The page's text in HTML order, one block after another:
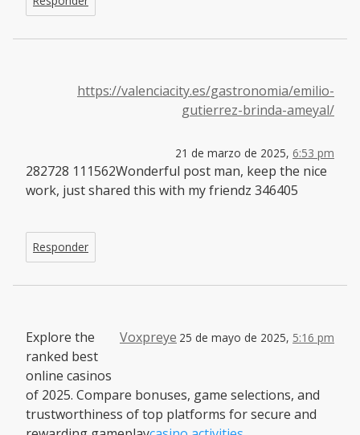
https://valenciacity.es/gastronomia/emilio-
gutierrez-brinda-ameyal/
21 de marzo de 2025, 6:53 pm
282728 111562Wonderful post man, keep the nice
work, just shared this with my friendz 346405
Responder
Voxpreye 25 de mayo de 2025, 5:16 pm
Explore the
ranked best
online casinos
of 2025. Compare bonuses, game selections, and
trustworthiness of top platforms for secure and